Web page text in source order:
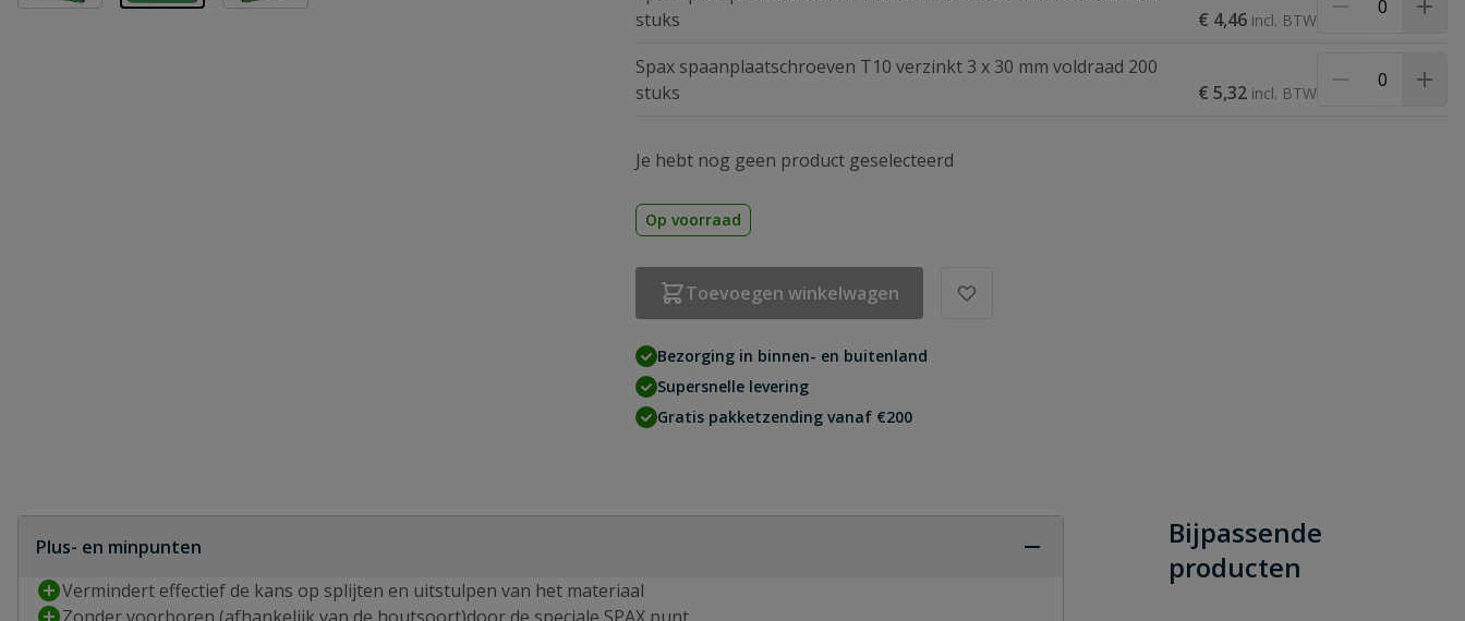
stuks
€ 4,46
Spax spaanplaatschroeven T10 verzinkt 3 x 30 mm voldraad 200
stuks
€ 5,32
Je hebt nog geen product geselecteerd
Op voorraad
Toevoegen winkelwagen
Bezorging in binnen- en buitenland
Supersnelle levering
Gratis pakketzending vanaf €200
Plus- en minpunten
Vermindert effectief de kans op splijten en uitstulpen van het materiaal
Bijpassende
producten